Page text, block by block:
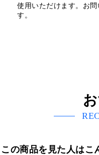
使用いただけます。お
す。
この商品を見た人はこ